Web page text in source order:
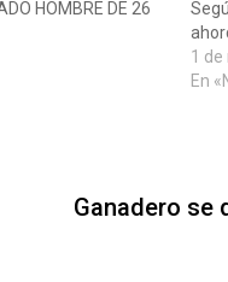
HOMBRE DE 26
1 de
En
Ganadero se